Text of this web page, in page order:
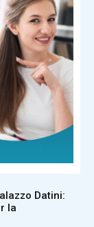
per il presidio
pubblica
e
positive per
Datini:
la